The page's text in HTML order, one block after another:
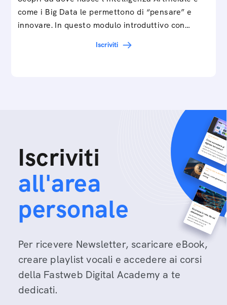
come i Big Data le permettono di “pensare” e
innovare. In questo modulo introduttivo con
Iscriviti
Iscriviti
all'area
personale
Per ricevere Newsletter, scaricare eBook,
creare playlist vocali e accedere ai corsi
della Fastweb Digital Academy a te
dedicati.